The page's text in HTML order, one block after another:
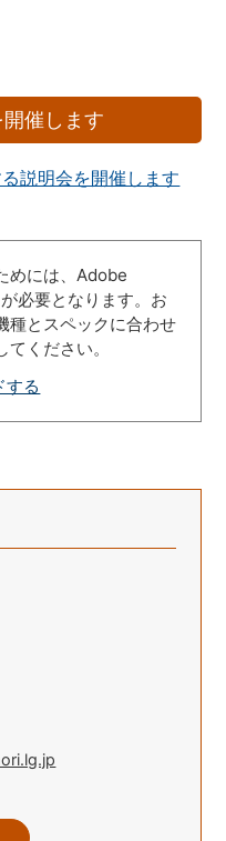
催します
説明会を開催します
めには、Adobe
必要となります。お
種とスペックに合わせ
ください。
する